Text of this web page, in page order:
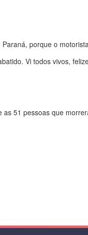
porque o
Vi todos vivos,
51 pessoas que